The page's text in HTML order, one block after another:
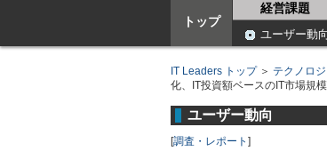
トップ
経営課題
ユーザー動向
IT Leaders トップ＞ テクノロ
化、IT投資額ベースのIT市場規
ユーザー動向
[調査・レポート ]